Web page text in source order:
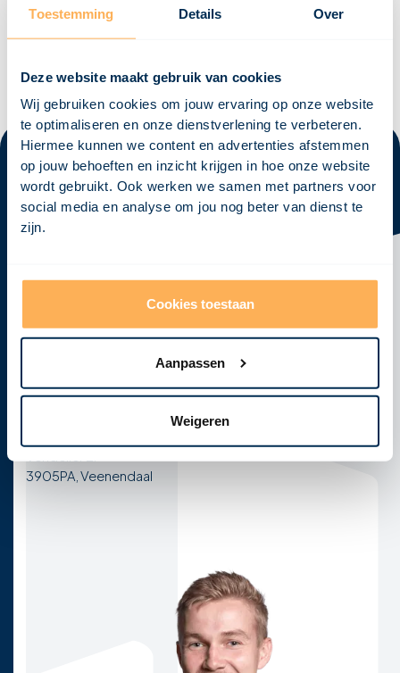
Toestemming Details Over
Deze website maakt gebruik van cookies
Wij gebruiken cookies om jouw ervaring op onze website
te optimaliseren en onze dienstverlening te verbeteren.
Hiermee kunnen we content en advertenties afstemmen
op jouw behoeften en inzicht krijgen in hoe onze website
wordt gebruikt. Ook werken we samen met partners voor
social media en analyse om jou nog beter van dienst te
zijn.
Cookies toestaan
Aanpassen
Weigeren
kaart is een visuele representatie van deze informatie, met de
grenzen en perceelnummers van percelen weergegeven. Om
toegang te krijgen tot de kadastrale kaart van een specifiek
Klaar om
haalbaar en realistisch ontwerp!
Afspraak maken
E-mail Telefoon
3905PA, Veenendaal